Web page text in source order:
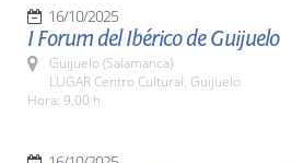
16/10/2025
I Forum del Ibérico de Guijuelo
Guijuelo (Salamanca)
LUGAR Centro Cultural. Guijuelo
Hora: 9,00 h